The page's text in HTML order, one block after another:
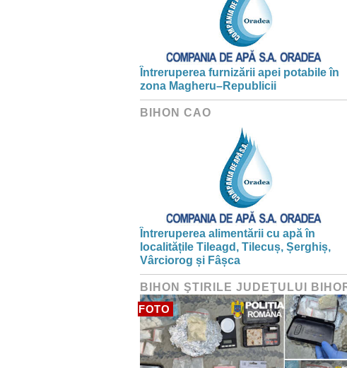
Întreruperea furnizării apei potabile în
zona Magheru–Republicii
BIHON CAO
Întreruperea alimentării cu apă în
localitățile Tileagd, Tilecuș, Șerghiș,
Vârciorog și Fâșca
BIHON ŞTIRILE JUDEŢULUI
FOTO